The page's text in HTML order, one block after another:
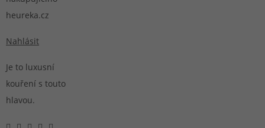
heureka.cz
Nahlásit
Je to luxusní
kouření s touto
hlavou.